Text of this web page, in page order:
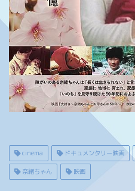
cinema ドキュメンタリー映画
奈緒ちゃん 映画